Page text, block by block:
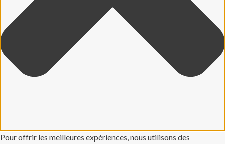
Pour offrir les meilleures expériences, nous utilisons des